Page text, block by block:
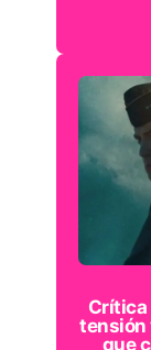
Crítica
tensión
que